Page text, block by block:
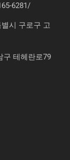
6281/
시 구로구 고
구 테헤란로79